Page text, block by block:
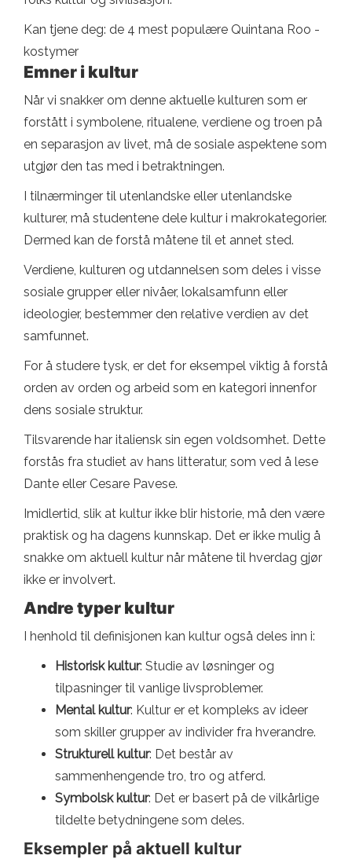
Kan tjene deg: de 4 mest populære Quintana Roo -
kostymer
Emner i kultur
Når vi snakker om denne aktuelle kulturen som er
forstått i symbolene, ritualene, verdiene og troen på
en separasjon av livet, må de sosiale aspektene som
utgjør den tas med i betraktningen.
I tilnærminger til utenlandske eller utenlandske
kulturer, må studentene dele kultur i makrokategorier.
Dermed kan de forstå måtene til et annet sted.
Verdiene, kulturen og utdannelsen som deles i visse
sosiale grupper eller nivåer, lokalsamfunn eller
ideologier, bestemmer den relative verdien av det
samfunnet.
For å studere tysk, er det for eksempel viktig å forstå
orden av orden og arbeid som en kategori innenfor
dens sosiale struktur.
Tilsvarende har italiensk sin egen voldsomhet. Dette
forstås fra studiet av hans litteratur, som ved å lese
Dante eller Cesare Pavese.
Imidlertid, slik at kultur ikke blir historie, må den være
praktisk og ha dagens kunnskap. Det er ikke mulig å
snakke om aktuell kultur når måtene til hverdag gjør
ikke er involvert.
Andre typer kultur
I henhold til definisjonen kan kultur også deles inn i:
Historisk kultur: Studie av løsninger og
tilpasninger til vanlige livsproblemer.
Mental kultur: Kultur er et kompleks av ideer
som skiller grupper av individer fra hverandre.
Strukturell kultur: Det består av
sammenhengende tro, tro og atferd.
Symbolsk kultur: Det er basert på de vilkårlige
tildelte betydningene som deles.
Eksempler på aktuell kultur